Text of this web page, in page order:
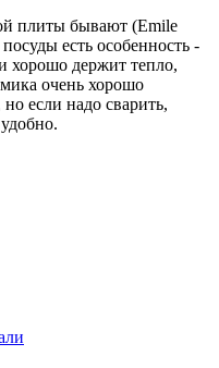
плиты бывают (Emile
есть особенность -
хорошо держит тепло,
очень хорошо
если надо сварить,